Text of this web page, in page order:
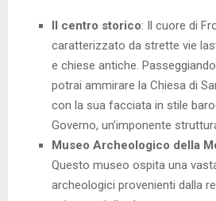
Il centro storico: Il cuore di
caratterizzato da strette vie
e chiese antiche.
potrai ammirare la Chiesa di
con la sua facciata in stile
Governo, un’imponente
Museo Archeologico della
Questo museo ospita una
archeologici provenienti dalla